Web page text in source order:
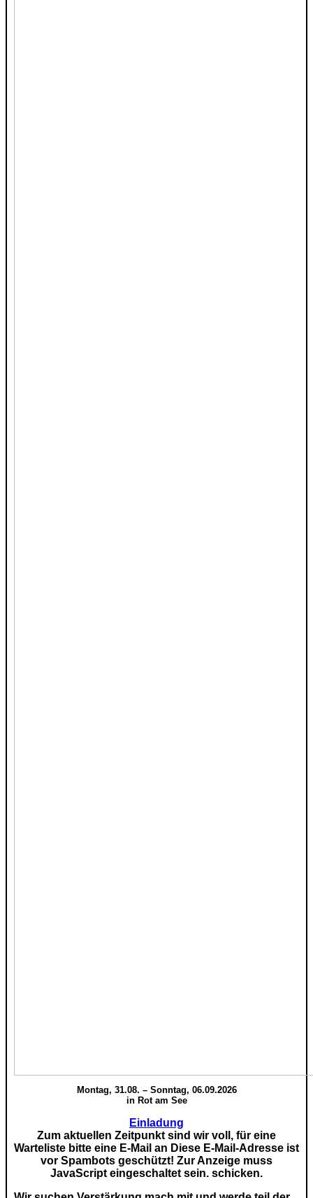
Montag, 31.08. – Sonntag, 06.09.2026
in Rot am See
Einladung
Zum aktuellen Zeitpunkt sind wir voll, für eine
Warteliste bitte eine E-Mail an Diese E-Mail-Adresse ist
vor Spambots geschützt! Zur Anzeige muss
JavaScript eingeschaltet sein. schicken.